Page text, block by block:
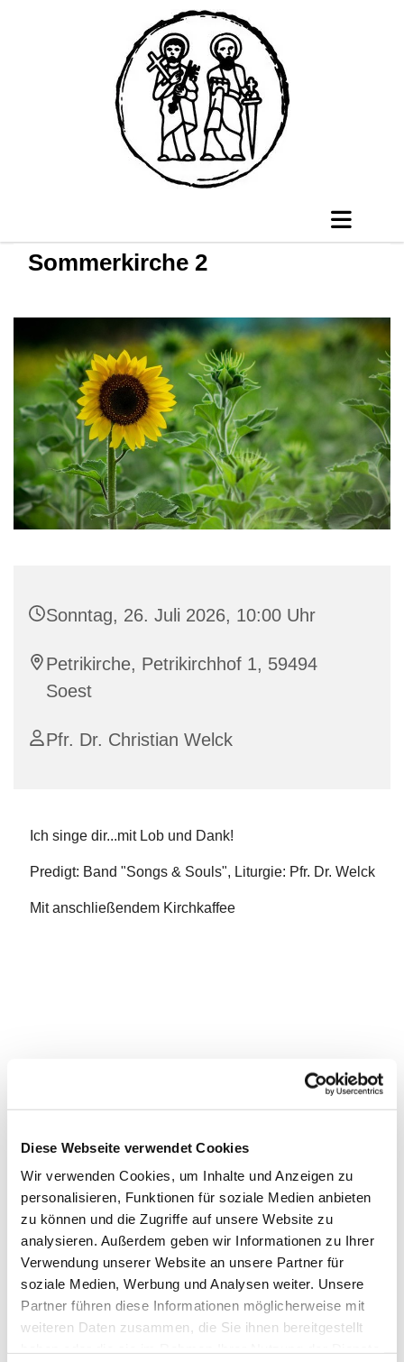
Diese Webseite verwendet Cookies
Wir verwenden Cookies, um Inhalte und Anzeigen zu
personalisieren, Funktionen für soziale Medien anbieten
zu können und die Zugriffe auf unsere Website zu
analysieren. Außerdem geben wir Informationen zu Ihrer
Verwendung unserer Website an unsere Partner für
soziale Medien, Werbung und Analysen weiter. Unsere
Partner führen diese Informationen möglicherweise mit
weiteren Daten zusammen, die Sie ihnen bereitgestellt
Sommerkirche 2
Sonntag, 26. Juli 2026, 10:00 Uhr
Petrikirche, Petrikirchhof 1, 59494
Soest
Pfr. Dr. Christian Welck
Ich singe dir...mit Lob und Dank!
Predigt: Band "Songs & Souls", Liturgie: Pfr. Dr. Welck
Mit anschließendem Kirchkaffee
Dies könnte Sie auch
interessieren